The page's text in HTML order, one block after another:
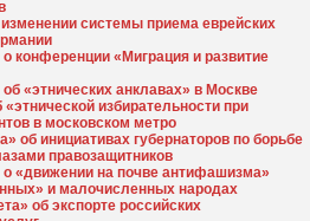
изменении системы приема еврейских
конференции «Миграция и развитие
«этнических анклавах» в Москве
избирательности при
в московском метро
об инициативах губернаторов по борьбе
правозащитников
«движении на почве антифашизма»
и малочисленных народах
об экспорте российских